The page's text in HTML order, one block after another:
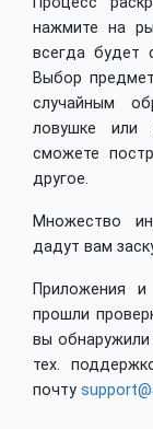
нажмите на
всегда будет
Выбор
случайным
ловушке или
сможете
другое.
Множество
дадут вам
Приложения
прошли
вы обнаружили
тех.
почту